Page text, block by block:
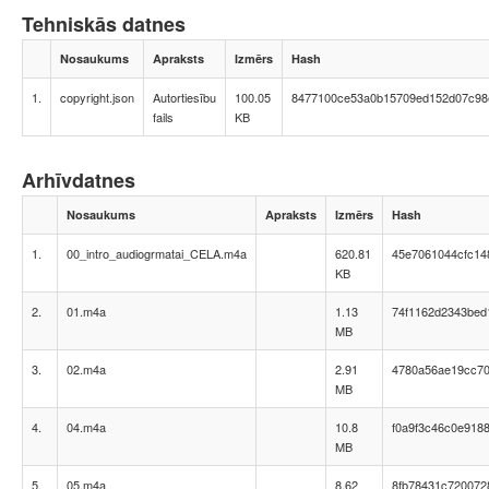
Tehniskās datnes
Nosaukums Apraksts Izmērs Hash
1. copyright.json
Autortiesību
fails
100.05
KB
Arhīvdatnes
Nosaukums Apraksts Izmērs Hash
1. 00_intro_audiogrmatai_CELA.m4a
620.81
KB
2. 01.m4a
1.13
MB
3. 02.m4a
2.91
MB
4. 04.m4a
10.8
MB
5. 05.m4a 8.62